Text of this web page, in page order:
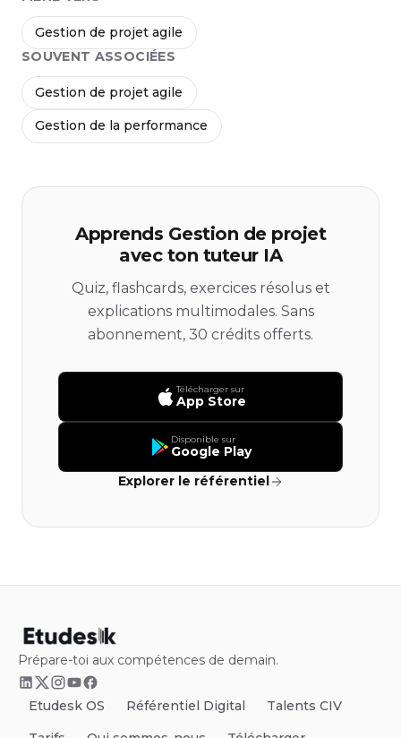
Gestion de projet agile
SOUVENT ASSOCIÉES
Gestion de projet agile
Gestion de la performance
Apprends Gestion de projet
avec ton tuteur IA
Quiz, flashcards, exercices résolus et
explications multimodales. Sans
abonnement, 30 crédits offerts.
Télécharger sur
App Store
Disponible sur
Google Play
Explorer le référentiel
Prépare-toi aux compétences de demain.
Etudesk OS Référentiel Digital
Talents CIV